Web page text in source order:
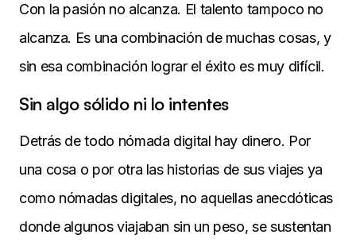
Con la pasión no alcanza. El talento tampoco no
alcanza. Es una combinación de muchas cosas, y
sin esa combinación lograr el éxito es muy difícil.
Sin algo sólido ni lo intentes
Detrás de todo nómada digital hay dinero. Por
una cosa o por otra las historias de sus viajes ya
como nómadas digitales, no aquellas anecdóticas
donde algunos viajaban sin un peso, se sustentan